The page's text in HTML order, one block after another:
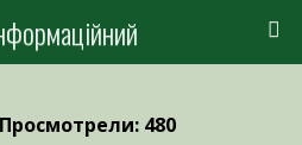
Просмотрели: 480